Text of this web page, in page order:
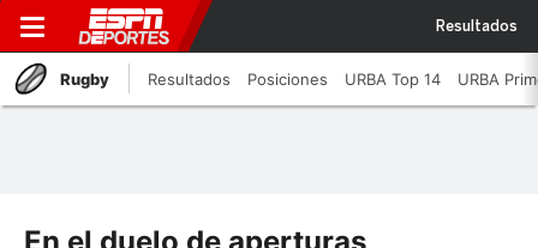
Resultados
Rugby Resultados Posiciones URBA Top 14 URBA